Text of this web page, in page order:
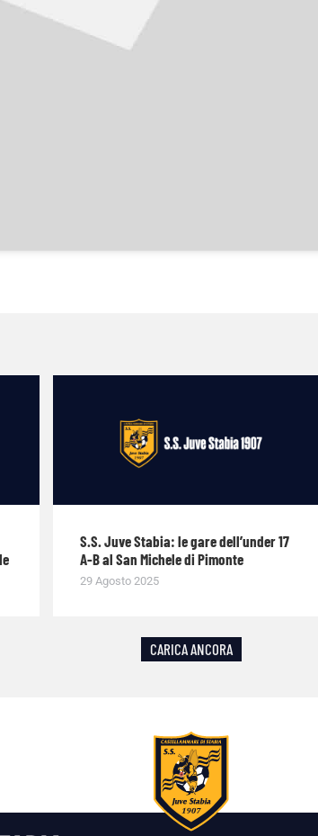
S.S. Juve Stabia: le gare dell’under 17
A-B al San Michele di Pimonte
29 Agosto 2025
CARICA ANCORA